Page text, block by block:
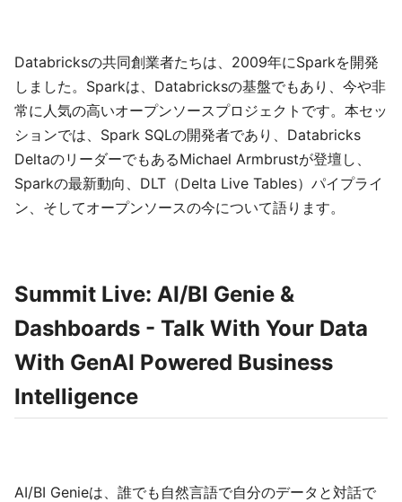
Databricksの共同創業者たちは、2009年にSparkを開発
しました。Sparkは、Databricksの基盤でもあり、今や非
常に人気の高いオープンソースプロジェクトです。本セッ
ションでは、Spark SQLの開発者であり、Databricks
DeltaのリーダーでもあるMichael Armbrustが登壇し、
Sparkの最新動向、DLT（Delta Live Tables）パイプライ
ン、そしてオープンソースの今について語ります。
Summit Live: AI/BI Genie &
Dashboards - Talk With Your Data
With GenAI Powered Business
Intelligence
AI/BI Genieは、誰でも自然言語で自分のデータと対話で